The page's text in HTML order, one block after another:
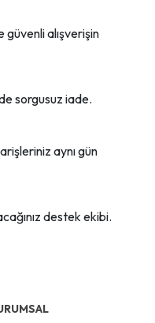
güvenli alışverişin
sorgusuz iade.
aynı gün
destek ekibi.